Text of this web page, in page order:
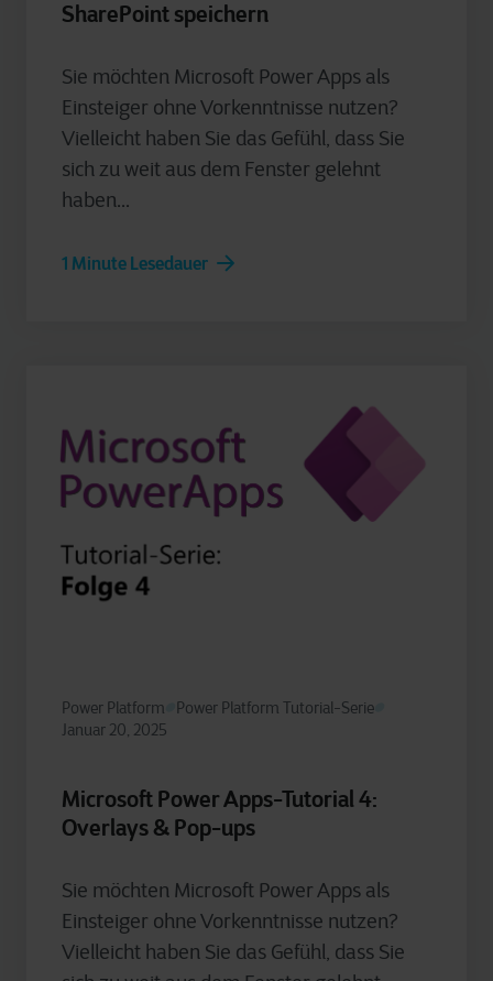
SharePoint speichern
Sie möchten Microsoft Power Apps als
Einsteiger ohne Vorkenntnisse nutzen?
Vielleicht haben Sie das Gefühl, dass Sie
sich zu weit aus dem Fenster gelehnt
haben...
1 Minute Lesedauer
Power Platform
Power Platform Tutorial-Serie
Januar 20, 2025
Microsoft Power Apps-Tutorial 4:
Overlays & Pop-ups
Sie möchten Microsoft Power Apps als
Einsteiger ohne Vorkenntnisse nutzen?
Vielleicht haben Sie das Gefühl, dass Sie